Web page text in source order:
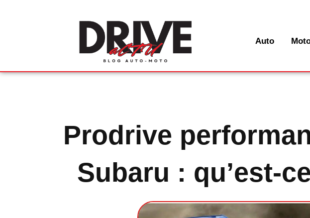
Auto
Prodrive
Subaru : qu’est-